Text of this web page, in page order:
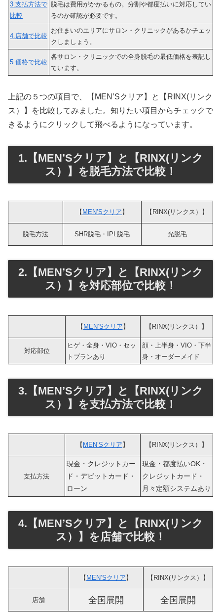
3.支払方法で
比較
脱毛は費用がかかるもの。分割や都度払いに対応してい
るのか確認が必要です。
4.店舗で比較
お住まいのエリアにサロン・クリニックがあるかチェッ
クしましょう。
5.価格で比較
各サロン・クリニックでの全身脱毛の最低価格を表記し
ています。
上記の５つの項目で、【MEN’Sクリア】
と【RINX(リンク
ス）】
を比較してみました。知りたい項目からチェックで
きるようにクリックして飛べるようになっています。
1.【MEN’Sクリア】と【RINX(リンク
ス）】を脱毛方法で比較！
【 MEN’Sクリア 】 【RINX(リンクス）】
脱毛方法 SHR脱毛・IPL脱毛 光脱毛
2.【MEN’Sクリア】と【RINX(リンク
ス）】を対応部位で比較！
【 MEN’Sクリア 】 【RINX(リンクス）】
対応部位
ヒゲ・全身・VIO・セッ
トプランあり
顔・上半身・VIO・下半
身・オーダーメイド
3.【MEN’Sクリア】と【RINX(リンク
ス）】を支払方法で比較！
【 MEN’Sクリア 】 【RINX(リンクス）】
支払方法
現金・クレジットカー
ド・デビットカード・
ローン
現金・都度払いOK・
クレジットカード・
月々定額システムあり
4.【MEN’Sクリア】と【RINX(リンク
ス）】を店舗で比較！
【 MEN’Sクリア 】 【RINX(リンクス）】
店舗 全国展開 全国展開